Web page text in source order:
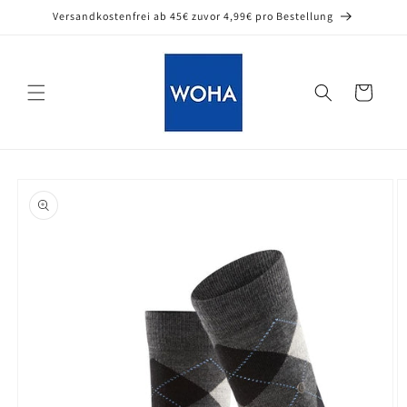
Versandkostenfrei ab 45€ zuvor 4,99€ pro Bestellung
Warenkorb